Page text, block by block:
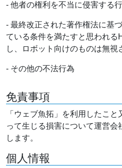
- 他者の権利を不当に侵害する
- 最終改正された著作権法に基
ている条件を満たすと思われる
し、ロボット向けのものは無視
- その他の不法行為
免責事項
「ウェブ魚拓」を利用したこ
って生じる損害について運営会
します。
個人情報